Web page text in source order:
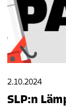
2.10.2024
SLP:n